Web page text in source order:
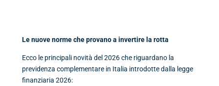
Le nuove norme che provano a invertire la rotta
Ecco le principali novità del 2026 che riguardano la
previdenza complementare in Italia introdotte dalla legge
finanziaria 2026: